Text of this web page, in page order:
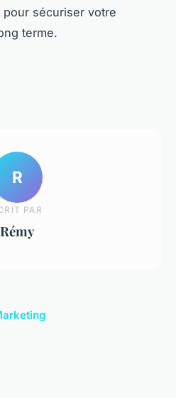
sécuriser votre
terme.
R
PAR
Rémy